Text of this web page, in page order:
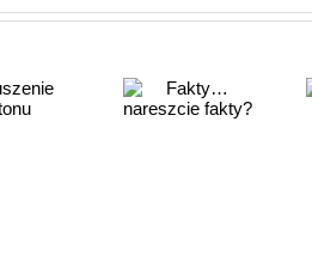
O areszcie